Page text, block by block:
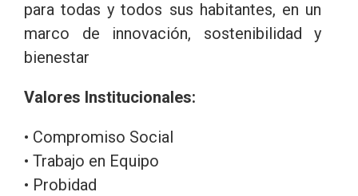
para todas y todos sus habitantes, en un
marco de innovación, sostenibilidad y
bienestar
Valores Institucionales:
• Compromiso Social
• Trabajo en Equipo
• Probidad